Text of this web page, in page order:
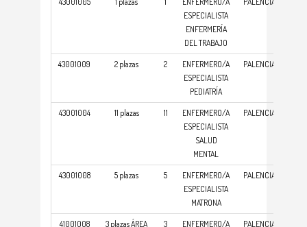
ESPECIALISTA
ENFERMERÍA
DEL TRABAJO
43001009 2 plazas 2
ENFERMERO/A
ESPECIALISTA
PEDIATRÍA
PALENCIA
43001004 11 plazas 11
ENFERMERO/A
ESPECIALISTA
SALUD
MENTAL
PALENCIA
43001008 5 plazas 5
ENFERMERO/A
ESPECIALISTA
MATRONA
PALENCIA
41001008 3 plazas ÁREA 3
ENFERMERO/A
PALENCIA